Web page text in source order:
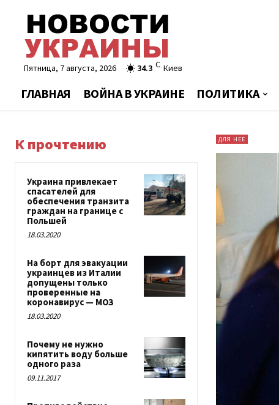
Пятница, 7 августа, 2026 34.3 C Киев
ГЛАВНАЯ ВОЙНА В УКРАИНЕ ПОЛИТИКА
К прочтению
Украина привлекает
спасателей для
обеспечения транзита
граждан на границе с
Польшей
18.03.2020
На борт для эвакуации
украинцев из Италии
допущены только
проверенные на
коронавирус — МОЗ
18.03.2020
Почему не нужно
кипятить воду больше
одного раза
09.11.2017
ДЛЯ НЕЕ